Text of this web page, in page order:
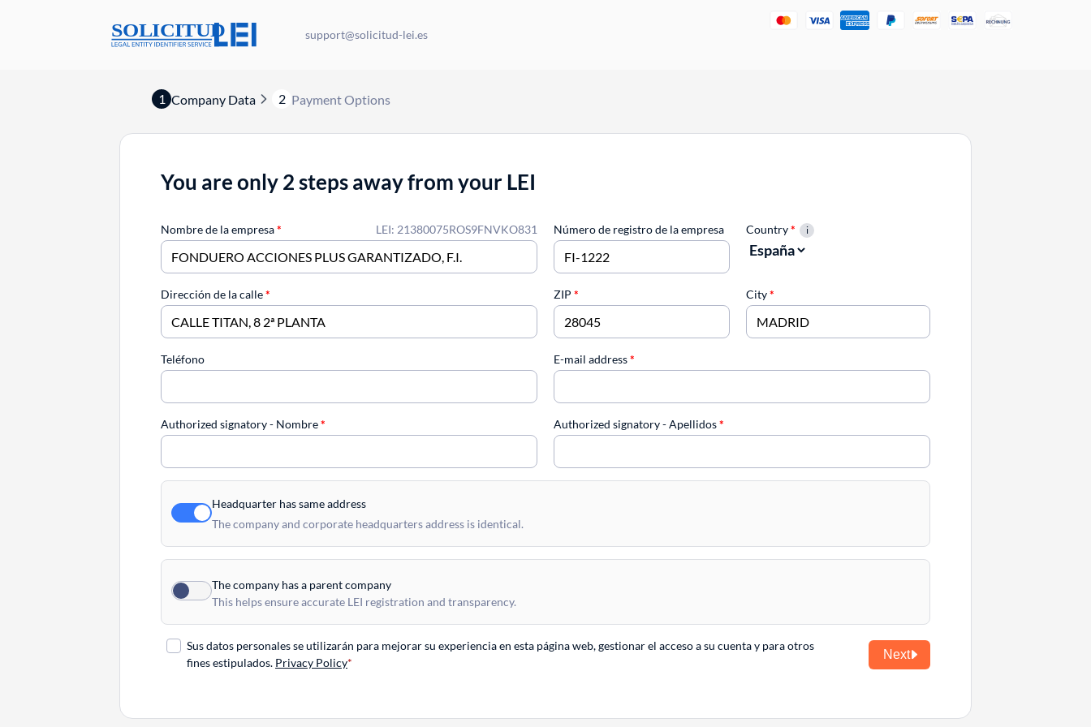
support@solicitud-lei.es
1 Company Data 2 Payment Options
You are only 2 steps away from your LEI
LEI: 21380075ROS9FNVKO831
Nombre de la empresa* Número de registro de la empresa Country*
Dirección de la calle* ZIP * City*
Teléfono E-mail address*
Authorized signatory - Nombre* Authorized signatory - Apellidos*
Headquarter has same address
The company and corporate headquarters address is identical.
The company has a parent company
This helps ensure accurate LEI registration and transparency.
Sus datos personales se utilizarán para mejorar su experiencia en esta página web, gestionar el acceso a su cuenta y para otros
fines estipulados. Privacy Policy
Next